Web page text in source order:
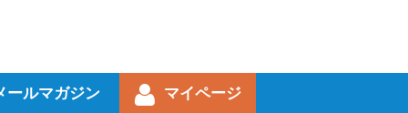
ールマガジン マイページ